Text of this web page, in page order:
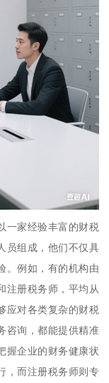
一家经验丰富的财税
员组成，他们不仅具
。例如，有的机构由
注册税务师，平均从
应对各类复杂的财税
咨询，都能提供精准
握企业的财务健康状
，而注册税务师则专